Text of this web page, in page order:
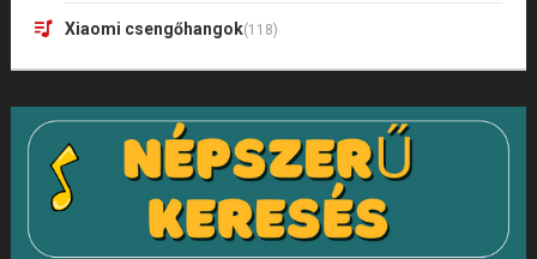
Xiaomi csengőhangok(118)